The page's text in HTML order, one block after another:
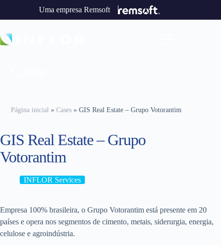
Uma empresa Remsoft
Página inicial »Cases »GIS Real Estate – Grupo Votorantim
GIS Real Estate – Grupo
Votorantim
INFLOR Services
Empresa 100% brasileira, o Grupo Votorantim está presente em 20
países e opera nos segmentos de cimento, metais, siderurgia, energia,
celulose e agroindústria.